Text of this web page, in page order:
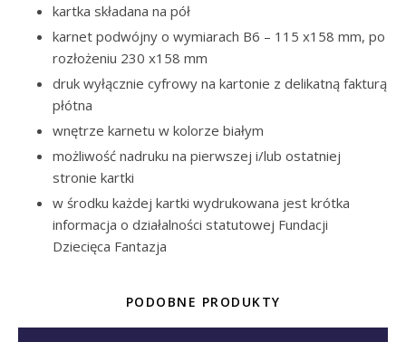
kartka składana na pół
karnet podwójny o wymiarach B6 – 115 x158 mm, po
rozłożeniu 230 x158 mm
druk wyłącznie cyfrowy na kartonie z delikatną fakturą
płótna
wnętrze karnetu w kolorze białym
możliwość nadruku na pierwszej i/lub ostatniej
stronie kartki
w środku każdej kartki wydrukowana jest krótka
informacja o działalności statutowej Fundacji
Dziecięca Fantazja
PODOBNE PRODUKTY